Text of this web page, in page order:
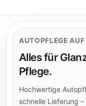
AUTOPFLEGE
Alles für
Pflege.
Hochwertige
schnelle Lieferung